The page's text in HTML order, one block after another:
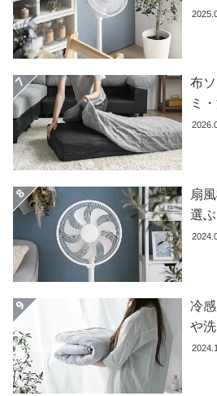
が
布
ミ
【
扇
選
す
冷
や
果